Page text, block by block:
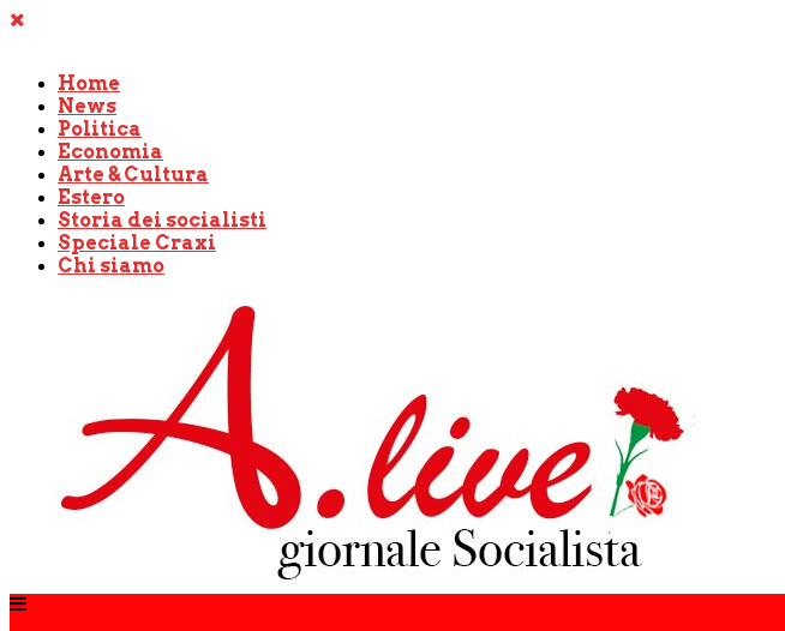
Home
News
Politica
Economia
Arte & Cultura
Estero
Storia dei socialisti
Speciale Craxi
Chi siamo